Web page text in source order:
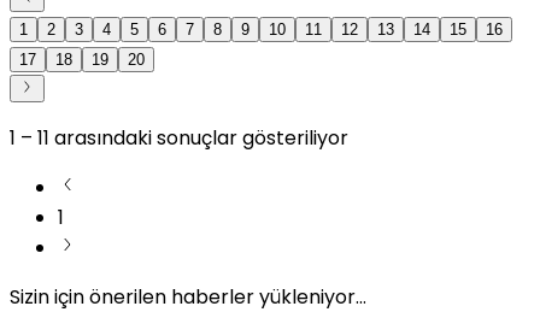
1 2 3 4 5 6 7 8 9 10 11 12 13 14 15
16
17
18 19 20
1 – 11 arasındaki sonuçlar gösteriliyor
1
Sizin için önerilen haberler yükleniyor...